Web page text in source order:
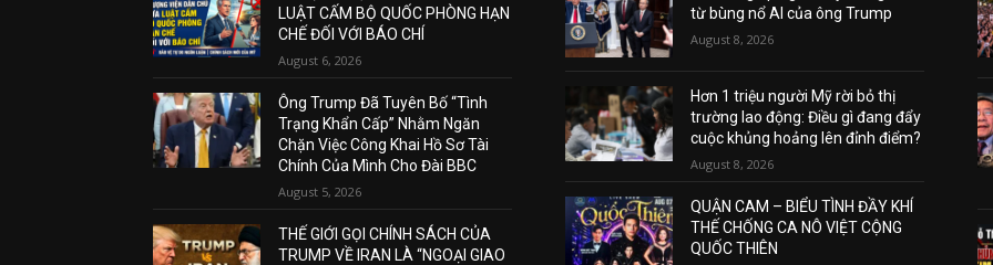
LUẬT CẤM BỘ QUỐC PHÒNG HẠN
CHẾ ĐỐI VỚI BÁO CHÍ
August 6, 2026
Ông Trump Đã Tuyên Bố “Tình
Trạng Khẩn Cấp” Nhằm Ngăn
Chặn Việc Công Khai Hồ Sơ Tài
Chính Của Mình Cho Đài BBC
August 5, 2026
THẾ GIỚI GỌI CHÍNH SÁCH CỦA
TRUMP VỀ IRAN LÀ “NGOẠI GIAO
từ bùng nổ AI của ông Trump
August 8, 2026
Hơn 1 triệu người Mỹ rời bỏ thị
trường lao động: Điều gì đang đẩy
cuộc khủng hoảng lên đỉnh điểm?
August 8, 2026
QUẬN CAM – BIỂU TÌNH ĐẦY KHÍ
THẾ CHỐNG CA NÔ VIỆT CỘNG
QUỐC THIÊN